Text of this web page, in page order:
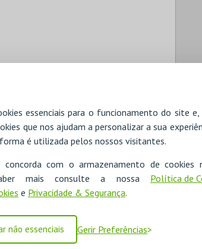
essenciais para o funcionamento do site
que nos ajudam a personalizar a sua
é utilizada pelos nossos visitantes.
concorda com o armazenamento de cookies
mais consulte a nossa Política de
e Privacidade & Segurança.
não essenciais Gerir Preferências